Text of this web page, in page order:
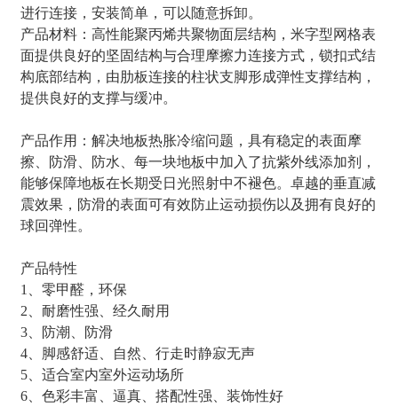
进行连接，安装简单，可以随意拆卸。
产品材料：高性能聚丙烯共聚物面层结构，米字型网格表
面提供良好的坚固结构与合理摩擦力连接方式，锁扣式结
构底部结构，由肋板连接的柱状支脚形成弹性支撑结构，
提供良好的支撑与缓冲。
产品作用：解决地板热胀冷缩问题，具有稳定的表面摩
擦、防滑、防水、每一块地板中加入了抗紫外线添加剂，
能够保障地板在长期受日光照射中不褪色。卓越的垂直减
震效果，防滑的表面可有效防止运动损伤以及拥有良好的
球回弹性。
产品特性
1、零甲醛，环保
2、耐磨性强、经久耐用
3、防潮、防滑
4、脚感舒适、自然、行走时静寂无声
5、适合室内室外运动场所
6、色彩丰富、逼真、搭配性强、装饰性好